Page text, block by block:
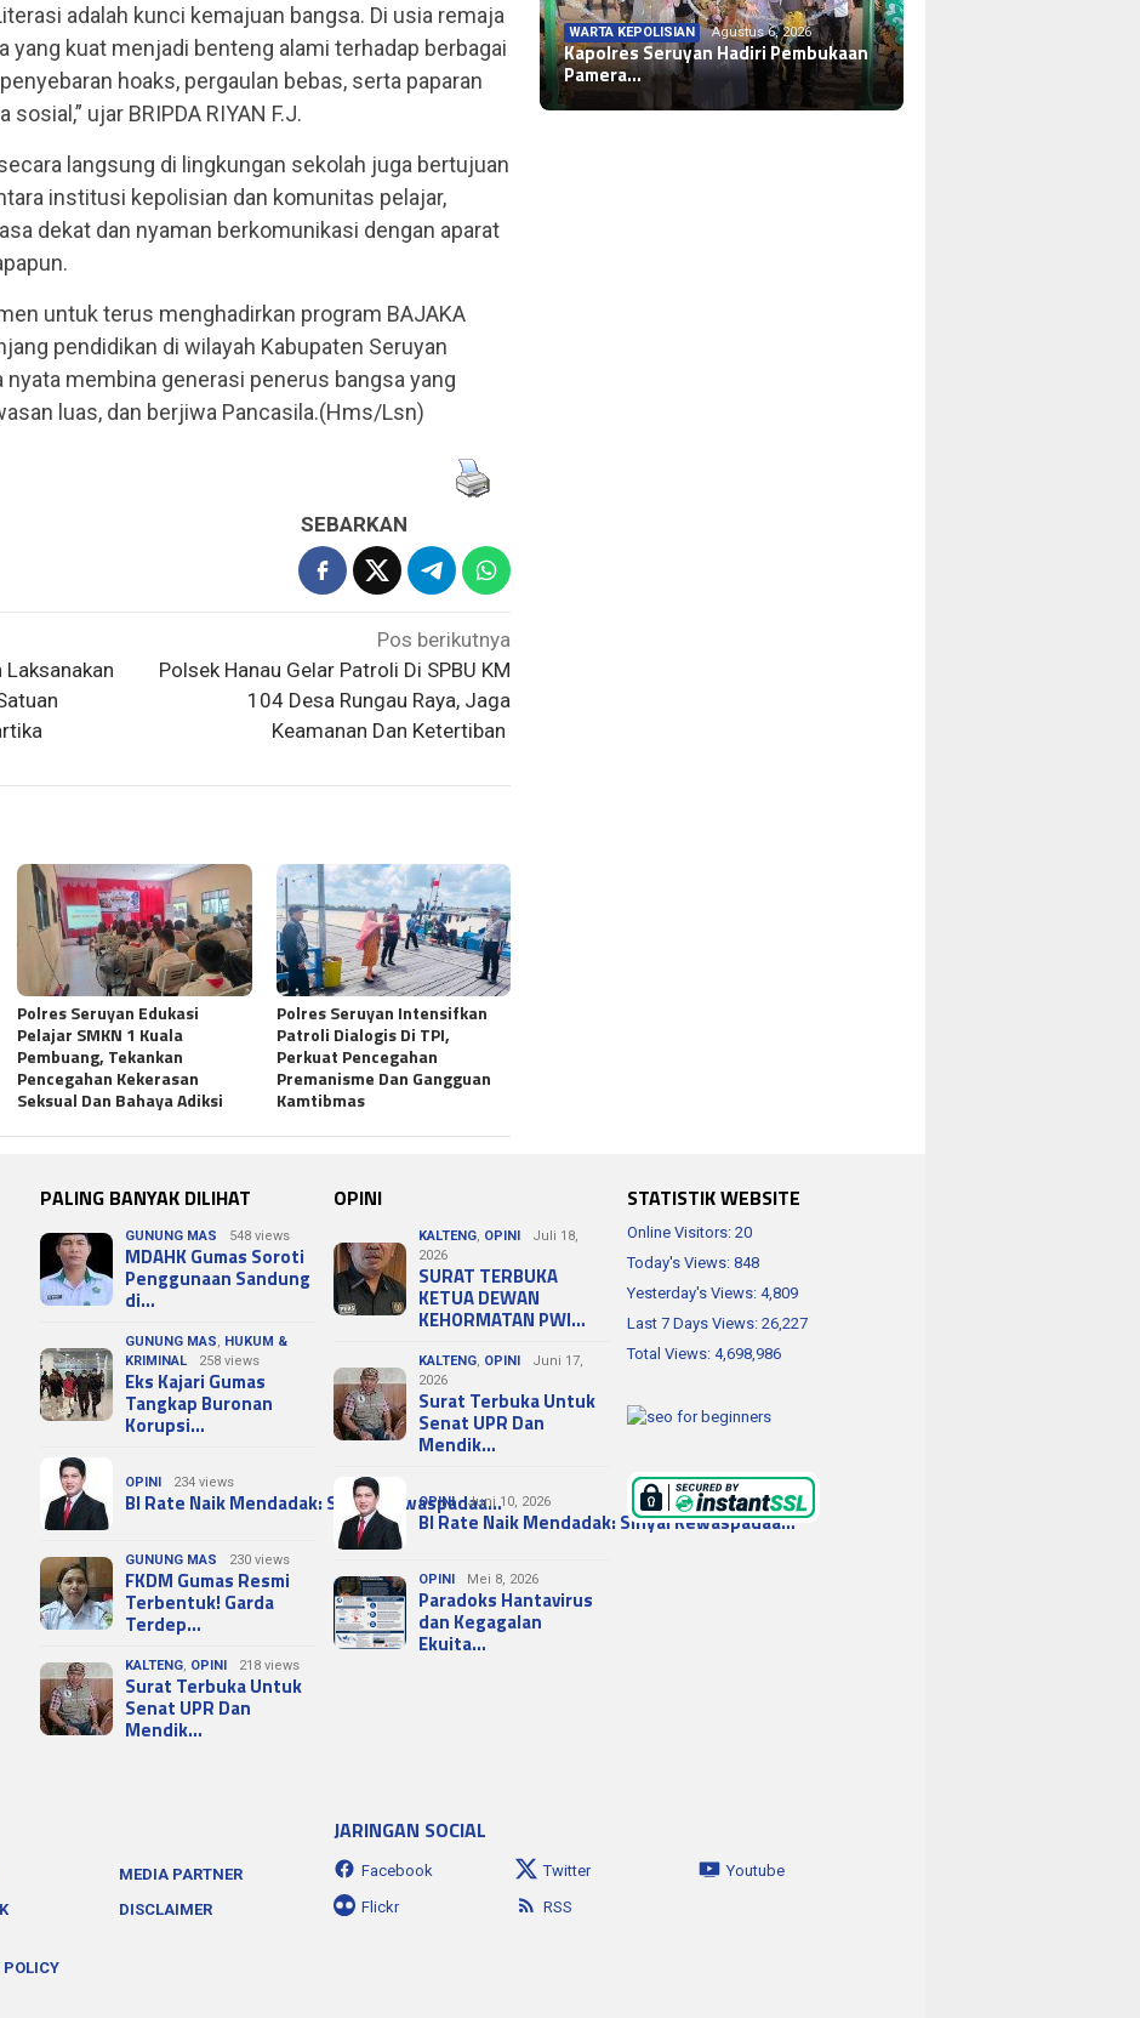
adalah kunci kemajuan bangsa. Di usia remaja
yang kuat menjadi benteng alami terhadap berbagai
hoaks, pergaulan bebas, serta paparan
ujar BRIPDA RIYAN F.J.
langsung di lingkungan sekolah juga bertujuan
institusi kepolisian dan komunitas pelajar,
dekat dan nyaman berkomunikasi dengan aparat
untuk terus menghadirkan program BAJAKA
pendidikan di wilayah Kabupaten Seruyan
nyata membina generasi penerus bangsa yang
luas, dan berjiwa Pancasila.(Hms/Lsn)
SEBARKAN
Laksanakan
Pos berikutnya
Polsek Hanau Gelar Patroli Di SPBU KM
104 Desa Rungau Raya, Jaga
Keamanan Dan Ketertiban
Polres Seruyan Edukasi
Pelajar SMKN 1 Kuala
Pembuang, Tekankan
Pencegahan Kekerasan
Seksual Dan Bahaya Adiksi
Polres Seruyan Intensifkan
Patroli Dialogis Di TPI,
Perkuat Pencegahan
Premanisme Dan Gangguan
Kamtibmas
WARTA KEPOLISIAN Agustus 6, 2026
Kapolres Seruyan Hadiri Pembukaan
Pamera…
PALING BANYAK DILIHAT
GUNUNG MAS 548 views
MDAHK Gumas Soroti
Penggunaan Sandung
di…
GUNUNG MAS, HUKUM &
KRIMINAL
258 views
Eks Kajari Gumas
Tangkap Buronan
Korupsi…
OPINI 234 views
BI Rate Naik Mendadak: Sinyal Kewaspadaa…
GUNUNG MAS 230 views
FKDM Gumas Resmi
Terbentuk! Garda
Terdep…
KALTENG, OPINI 218 views
Surat Terbuka Untuk
Senat UPR Dan
Mendik…
OPINI
KALTENG, OPINI
Juli 18,
2026
SURAT TERBUKA
KETUA DEWAN
KEHORMATAN PWI…
KALTENG, OPINI
Juni 17,
2026
Surat Terbuka Untuk
Senat UPR Dan
Mendik…
OPINI Juni 10, 2026
BI Rate Naik Mendadak: Sinyal Kewaspadaa…
OPINI Mei 8, 2026
Paradoks Hantavirus
dan Kegagalan
Ekuita…
STATISTIK WEBSITE
Online Visitors: 20
Today's Views: 848
Yesterday's Views: 4,809
Last 7 Days Views: 26,227
Total Views: 4,698,986
MEDIA PARTNER
DISCLAIMER
POLICY
JARINGAN SOCIAL
Facebook Twitter
Youtube
Flickr
RSS